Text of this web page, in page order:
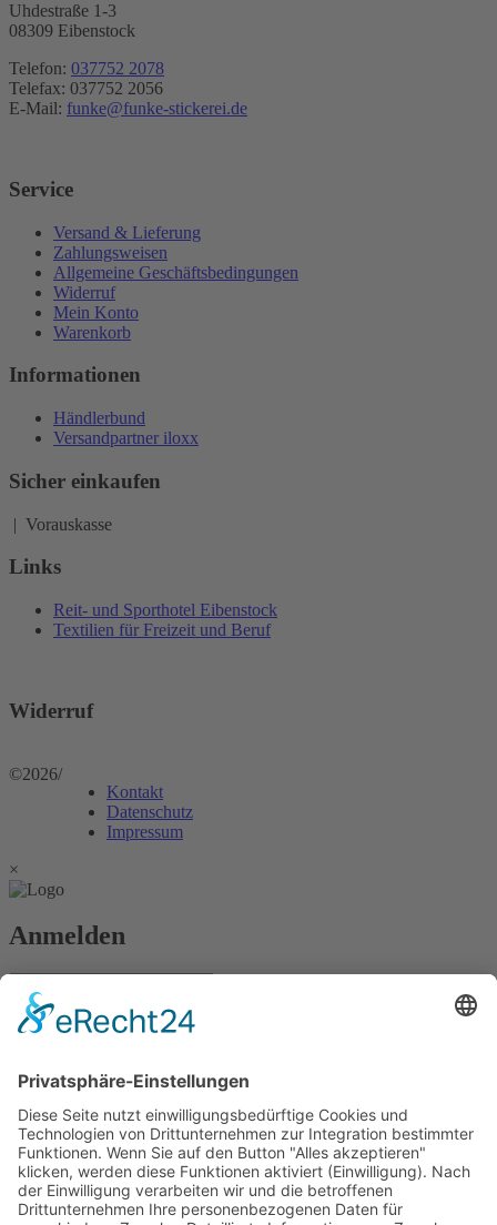
Uhdestraße 1-3
08309 Eibenstock
Telefon: 037752 2078
Telefax: 037752 2056
E-Mail: funke@funke-stickerei.de
Service
Versand & Lieferung
Zahlungsweisen
Allgemeine Geschäftsbedingungen
Widerruf
Mein Konto
Warenkorb
Informationen
Händlerbund
Versandpartner iloxx
Sicher einkaufen
| Vorauskasse
Links
Reit- und Sporthotel Eibenstock
Textilien für Freizeit und Beruf
Widerruf
©2026/
Kontakt
Datenschutz
Impressum
×
Anmelden
Angemeldet bleiben
Anmelden